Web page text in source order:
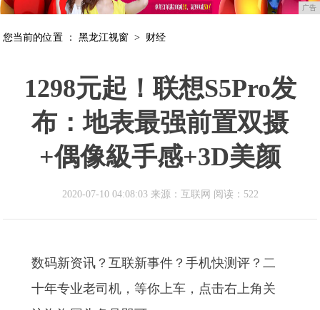
广告
您当前的位置 ：黑龙江视窗 > 财经
1298元起！联想S5Pro发
布：地表最强前置双摄
+偶像級手感+3D美颜
2020-07-10 04:08:03 来源：互联网 阅读：522
数码新资讯？互联新事件？手机快测评？二
十年专业老司机，等你上车，点击右上角关